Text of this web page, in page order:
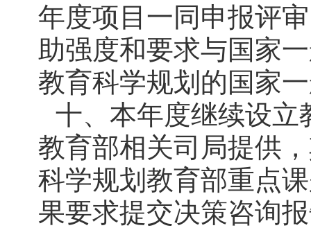
年度项目一同申报评
助强度和要求与国家
教育科学规划的国家
十、本年度继续设立
教育部相关司局提供
科学规划教育部重点
果要求提交决策咨询